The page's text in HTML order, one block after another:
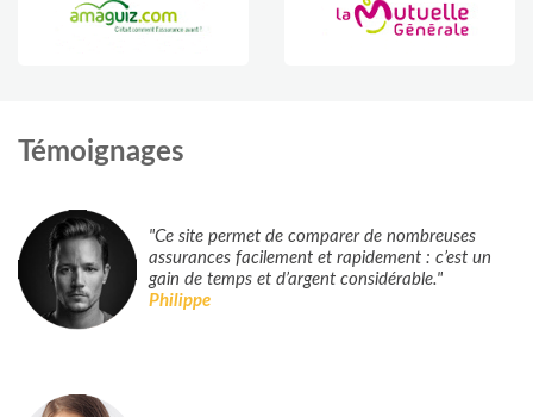
Témoignages
"Ce site permet de comparer de nombreuses
assurances facilement et rapidement : c’est un
gain de temps et d’argent considérable."
Philippe